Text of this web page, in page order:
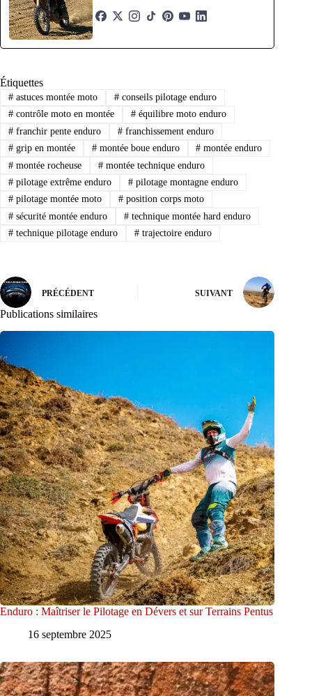
Étiquettes
#astuces montée moto #conseils pilotage enduro
#contrôle moto en montée #équilibre moto enduro
#franchir pente enduro #franchissement enduro
#grip en montée #montée boue enduro # montée enduro
#montée rocheuse #montée technique enduro
#pilotage extrême enduro #pilotage montagne enduro
#pilotage montée moto #position corps moto
#sécurité montée enduro #technique montée hard enduro
#technique pilotage enduro #trajectoire enduro
PRÉCÉDENT SUIVANT
Publications similaires
Enduro : Maîtriser le Pilotage en Dévers et sur Terrains Pentus
16 septembre 2025